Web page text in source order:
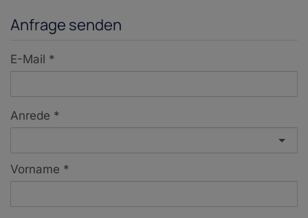
Anfrage senden
E-Mail
Anrede
Vorname